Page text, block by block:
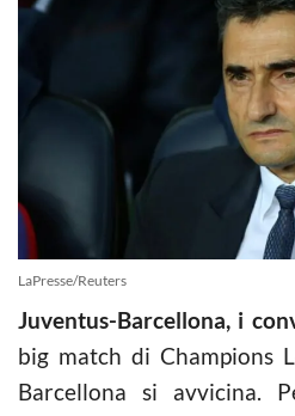
LaPresse/Reuters
Juventus-Barcellona, i
big match di Champions
Barcellona si avvicina.